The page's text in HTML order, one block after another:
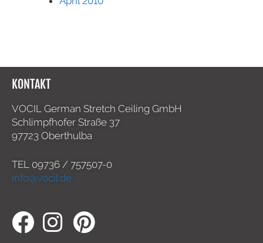
KONTAKT
VOCIL German Stretch Ceiling GmbH
Schlimpfhofer Straße 37
97723 Oberthulba
TEL 09736 / 757507-0
info@vocil.de